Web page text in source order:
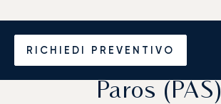
RICHIEDI PREVENTIVO
Noleggio jet
l'Aeroporto
Paros (PAS)